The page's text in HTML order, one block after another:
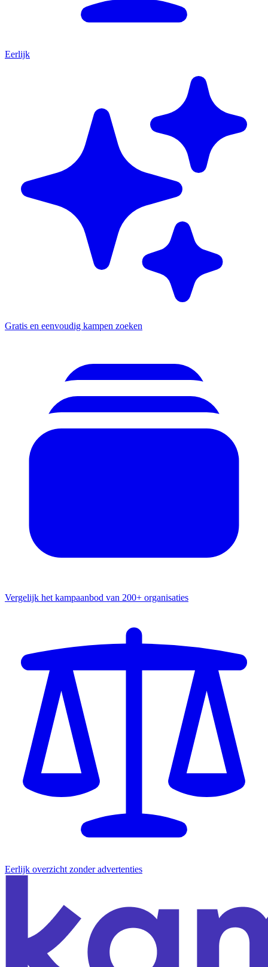
Eerlijk
Gratis en eenvoudig kampen zoeken
Vergelijk het kampaanbod van 200+ organisaties
Eerlijk overzicht zonder advertenties